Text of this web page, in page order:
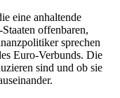
eine anhaltende
offenbaren,
sprechen
Euro-Verbunds. Die
sind und ob sie